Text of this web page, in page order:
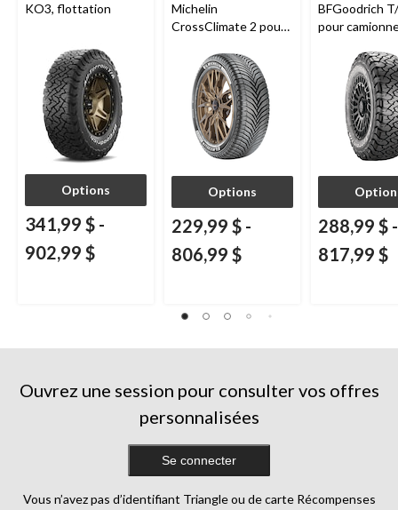
KO3, flottation
Options
341,99 $ -
902,99 $
Michelin
CrossClimate 2 pour
et multisegments
Options
229,99 $ -
806,99 $
BFGoodrich
pour
288,99 $ -
817,99 $
Ouvrez une session pour consulter vos offres
personnalisées
Se connecter
Vous n’avez pas d’identifiant Triangle ou de carte Récompenses